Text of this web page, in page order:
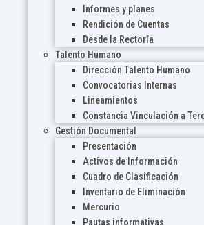
Informes y planes
Rendición de Cuentas
Desde la Rectoría
Talento Humano
Dirección Talento Humano
Convocatorias Internas
Lineamientos
Constancia Vinculación a
Gestión Documental
Presentación
Activos de Información
Cuadro de Clasificación
Inventario de Eliminación
Mercurio
Pautas informativas